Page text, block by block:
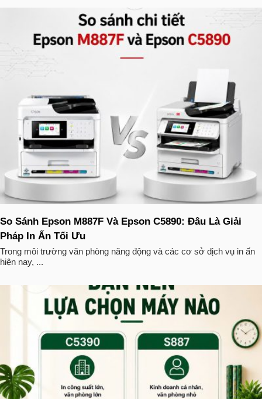
So Sánh Epson M887F Và Epson C5890: Đâu Là Giải
Pháp In Ấn Tối Ưu
Trong môi trường văn phòng năng động và các cơ sở dịch vụ in ấn
hiện nay, ...